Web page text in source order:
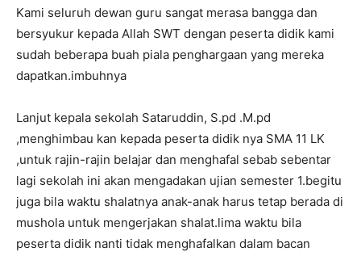
Kami seluruh dewan guru sangat merasa bangga dan
bersyukur kepada Allah SWT dengan peserta didik kami
sudah beberapa buah piala penghargaan yang mereka
dapatkan.imbuhnya
Lanjut kepala sekolah Sataruddin, S.pd .M.pd
,menghimbau kan kepada peserta didik nya SMA 11 LK
,untuk rajin-rajin belajar dan menghafal sebab sebentar
lagi sekolah ini akan mengadakan ujian semester 1.begitu
juga bila waktu shalatnya anak-anak harus tetap berada di
mushola untuk mengerjakan shalat.lima waktu bila
peserta didik nanti tidak menghafalkan dalam bacan